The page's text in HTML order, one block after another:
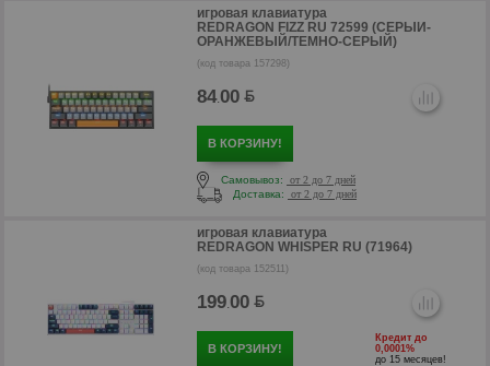
игровая клавиатура
REDRAGON FIZZ RU 72599 (СЕРЫЙ-
ОРАНЖЕВЫЙ/ТЕМНО-СЕРЫЙ)
(код товара 157298)
84.00
В КОРЗИНУ!
Самовывоз:
от 2 до 7 дней
Доставка:
от 2 до 7 дней
игровая клавиатура
REDRAGON WHISPER RU (71964)
(код товара 152511)
199.00
В КОРЗИНУ!
Кредит до
0,0001%
до 15 месяцев!